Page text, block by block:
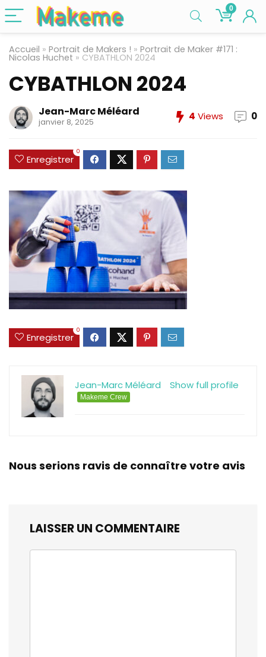
0
Accueil » Portrait de Makers ! » Portrait de Maker #171 :
Nicolas Huchet » CYBATHLON 2024
CYBATHLON 2024
Jean-Marc Méléard
janvier 8, 2025 4 Views 0
Enregistrer
0
Enregistrer
0
Show full profile
Jean-Marc Méléard
Makeme Crew
Nous serions ravis de connaître votre avis
LAISSER UN COMMENTAIRE